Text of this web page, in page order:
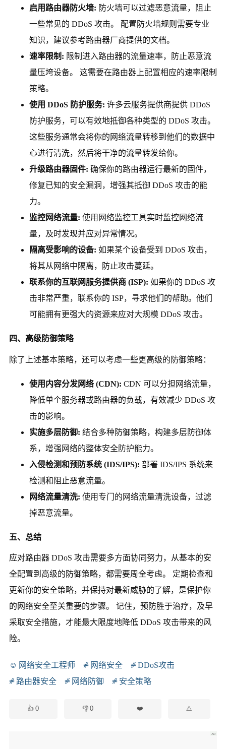
启用路由器防火墙: 防火墙可以过滤恶意流量，阻止
一些常见的 DDoS 攻击。 配置防火墙规则需要专业
知识，建议参考路由器厂商提供的文档。
速率限制: 限制进入路由器的流量速率，防止恶意流
量压垮设备。 这需要在路由器上配置相应的速率限制
策略。
使用 DDoS 防护服务: 许多云服务提供商提供 DDoS
防护服务，可以有效地抵御各种类型的 DDoS 攻击。
这些服务通常会将你的网络流量转移到他们的数据中
心进行清洗，然后将干净的流量转发给你。
升级路由器固件: 确保你的路由器运行最新的固件，
修复已知的安全漏洞，增强其抵御 DDoS 攻击的能
力。
监控网络流量: 使用网络监控工具实时监控网络流
量，及时发现并应对异常情况。
隔离受影响的设备: 如果某个设备受到 DDoS 攻击，
将其从网络中隔离，防止攻击蔓延。
联系你的互联网服务提供商 (ISP): 如果你的 DDoS 攻
击非常严重，联系你的 ISP，寻求他们的帮助。他们
可能拥有更强大的资源来应对大规模 DDoS 攻击。
四、高级防御策略
除了上述基本策略，还可以考虑一些更高级的防御策略：
使用内容分发网络 (CDN): CDN 可以分担网络流量，
降低单个服务器或路由器的负载，有效减少 DDoS 攻
击的影响。
实施多层防御: 结合多种防御策略，构建多层防御体
系，增强网络的整体安全防护能力。
入侵检测和预防系统 (IDS/IPS): 部署 IDS/IPS 系统来
检测和阻止恶意流量。
网络流量清洗: 使用专门的网络流量清洗设备，过滤
掉恶意流量。
五、总结
应对路由器 DDoS 攻击需要多方面协同努力，从基本的安
全配置到高级的防御策略，都需要周全考虑。 定期检查和
更新你的安全策略，并保持对最新威胁的了解，是保护你
的网络安全至关重要的步骤。 记住，预防胜于治疗，及早
采取安全措施，才能最大限度地降低 DDoS 攻击带来的风
险。
网络安全工程师 网络安全
DDoS攻击
路由器安全
网络防御 安全策略
0 0